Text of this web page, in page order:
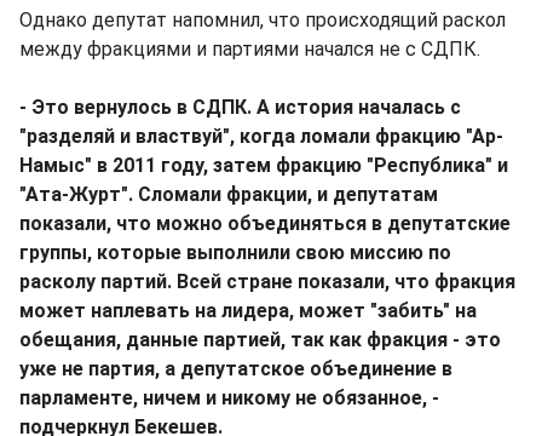
Однако депутат напомнил, что происходящий раскол
между фракциями и партиями начался не с СДПК.
- Это вернулось в СДПК. А история началась с
"разделяй и властвуй", когда ломали фракцию "Ар-
Намыс" в 2011 году, затем фракцию "Республика" и
"Ата-Журт". Сломали фракции, и депутатам
показали, что можно объединяться в депутатские
группы, которые выполнили свою миссию по
расколу партий. Всей стране показали, что фракция
может наплевать на лидера, может "забить" на
обещания, данные партией, так как фракция - это
уже не партия, а депутатское объединение в
парламенте, ничем и никому не обязанное, -
подчеркнул Бекешев.